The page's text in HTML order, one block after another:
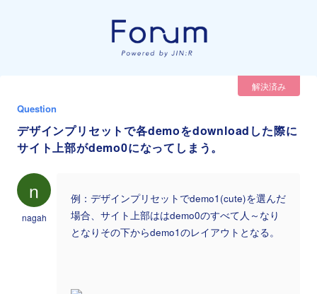
解決済み
Question
デザインプリセットで各demoをdownloadした際に
サイト上部がdemo0になってしまう。
n
nagah
例：デザインプリセットでdemo1(cute)を選んだ
場合、サイト上部ははdemo0のすべて人～なり
となりその下からdemo1のレイアウトとなる。